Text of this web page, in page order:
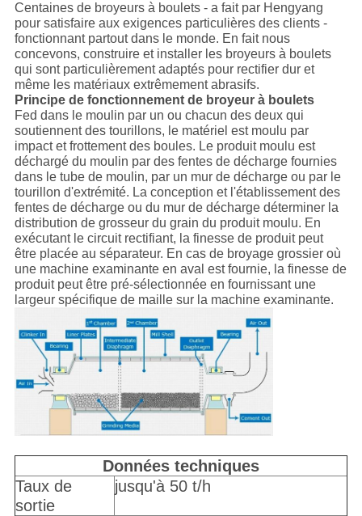
Centaines de broyeurs à boulets - a fait par Hengyang
pour satisfaire aux exigences particulières des clients -
fonctionnant partout dans le monde. En fait nous
concevons, construire et installer les broyeurs à boulets
qui sont particulièrement adaptés pour rectifier dur et
même les matériaux extrêmement abrasifs.
Principe de fonctionnement de broyeur à boulets
Fed dans le moulin par un ou chacun des deux qui
soutiennent des tourillons, le matériel est moulu par
impact et frottement des boules. Le produit moulu est
déchargé du moulin par des fentes de décharge fournies
dans le tube de moulin, par un mur de décharge ou par le
tourillon d'extrémité. La conception et l'établissement des
fentes de décharge ou du mur de décharge déterminer la
distribution de grosseur du grain du produit moulu. En
exécutant le circuit rectifiant, la finesse de produit peut
être placée au séparateur. En cas de broyage grossier où
une machine examinante en aval est fournie, la finesse de
produit peut être pré-sélectionnée en fournissant une
largeur spécifique de maille sur la machine examinante.
Données techniques
Taux de
sortie
jusqu'à 50 t/h